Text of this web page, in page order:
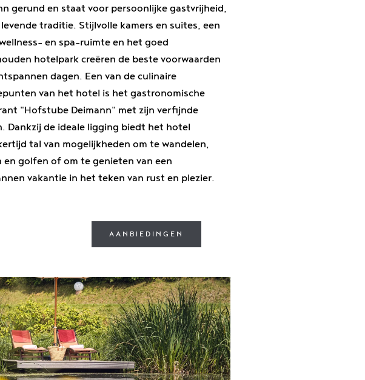
gerund en staat voor persoonlijke gastvrijheid,
traditie. Stijlvolle kamers en suites, een
en spa-ruimte en het goed
hotelpark creëren de beste voorwaarden
dagen. Een van de culinaire
van het hotel is het gastronomische
"Hofstube Deimann" met zijn verfijnde
. Dankzij de ideale ligging biedt het hotel
tal van mogelijkheden om te wandelen,
en golfen of om te genieten van een
vakantie in het teken van rust en plezier.
AANBIEDINGEN